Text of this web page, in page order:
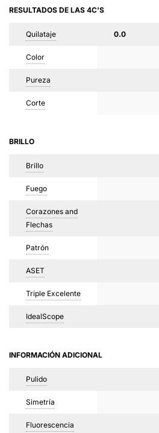
RESULTADOS DE LAS 4C'S
Quilataje 0.0
Color
Pureza
Corte
BRILLO
Brillo
Fuego
Corazones and
Flechas
Patrón
ASET
Triple Excelente
IdealScope
INFORMACIÓN ADICIONAL
Pulido
Simetría
Fluorescencia